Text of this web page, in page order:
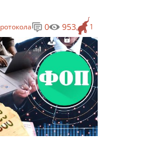
1
0 953